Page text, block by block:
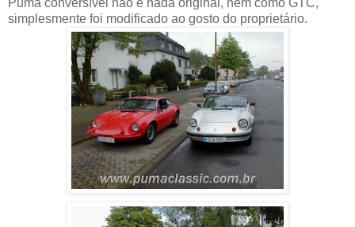
Puma conversível não é nada original, nem como GTC,
simplesmente foi modificado ao gosto do proprietário.